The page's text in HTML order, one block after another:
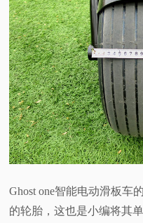
Ghost one智能电动滑板车
的轮胎，这也是小编将其